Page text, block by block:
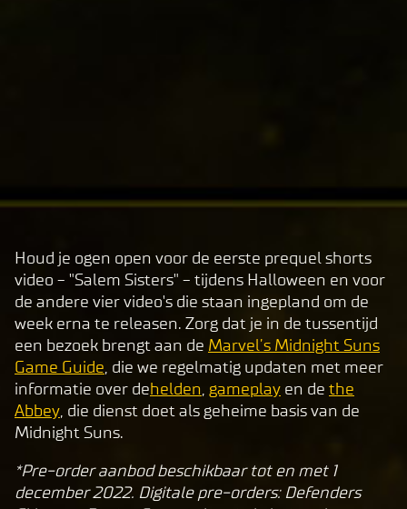
sfer
data
to
Goog
le
serv
ers.
A
c
c
e
p
t
&
P
l
a
Houd je ogen open voor de eerste prequel shorts
video - "Salem Sisters" - tijdens Halloween en voor
de andere vier video's die staan ingepland om de
week erna te releasen. Zorg dat je in de tussentijd
een bezoek brengt aan de Marvel’s Midnight Suns
Game Guide, die we regelmatig updaten met meer
informatie over dehelden, gameplay en de the
Abbey, die dienst doet als geheime basis van de
Midnight Suns.
*Pre-order aanbod beschikbaar tot en met 1
december 2022. Digitale pre-orders: Defenders